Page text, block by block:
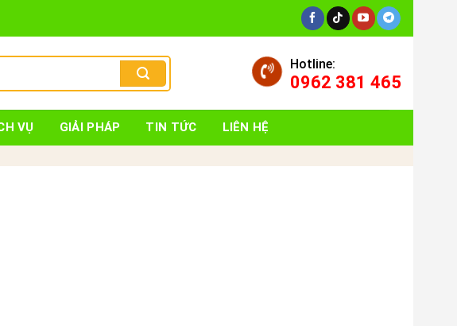
Hotline:
0962 381 465
VỤ GIẢI PHÁP TIN TỨC LIÊN HỆ